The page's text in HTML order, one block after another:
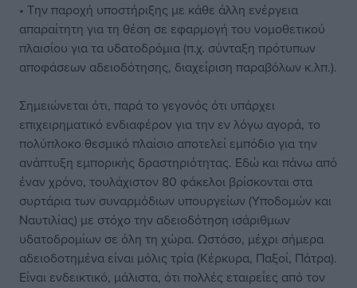
• Την παροχή υποστήριξης με κάθε άλλη ενέργεια
απαραίτητη για τη θέση σε εφαρμογή του νομοθετικού
πλαισίου για τα υδατοδρόμια (π.χ. σύνταξη πρότυπων
αποφάσεων αδειοδότησης, διαχείριση παραβόλων κ.λπ.).
Σημειώνεται ότι, παρά το γεγονός ότι υπάρχει
επιχειρηματικό ενδιαφέρον για την εν λόγω αγορά, το
πολύπλοκο θεσμικό πλαίσιο αποτελεί εμπόδιο για την
ανάπτυξη εμπορικής δραστηριότητας. Εδώ και πάνω από
έναν χρόνο, τουλάχιστον 80 φάκελοι βρίσκονται στα
συρτάρια των συναρμόδιων υπουργείων (Υποδομών και
Ναυτιλίας) με στόχο την αδειοδότηση ισάριθμων
υδατοδρομίων σε όλη τη χώρα. Ωστόσο, μέχρι σήμερα
αδειοδοτημένα είναι μόλις τρία (Κέρκυρα, Παξοί, Πάτρα).
Είναι ενδεικτικό, μάλιστα, ότι πολλές εταιρείες από τον